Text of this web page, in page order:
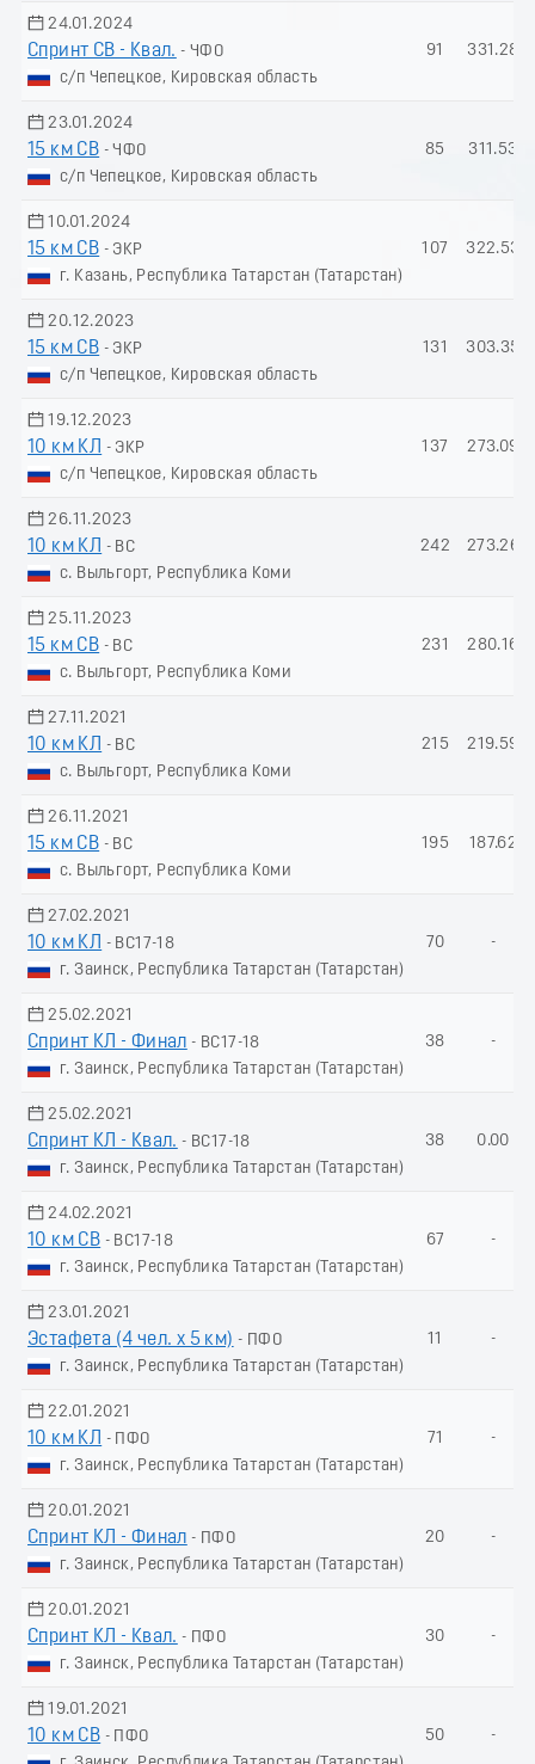
24.01.2024
Спринт СВ - Квал. - ЧФО
с/п Чепецкое, Кировская область
91 331.28
23.01.2024
15 км СВ - ЧФО
с/п Чепецкое, Кировская область
85 311.53
10.01.2024
15 км СВ - ЭКР
г. Казань, Республика Татарстан (Татарстан)
107 322.53
20.12.2023
15 км СВ - ЭКР
с/п Чепецкое, Кировская область
131 303.35
19.12.2023
10 км КЛ
- ЭКР
с/п Чепецкое, Кировская область
137 273.09
26.11.2023
10 км КЛ
- ВС
с. Выльгорт, Республика Коми
242 273.26
25.11.2023
15 км СВ - ВС
с. Выльгорт, Республика Коми
231 280.16
27.11.2021
10 км КЛ
- ВС
с. Выльгорт, Республика Коми
215 219.59
26.11.2021
15 км СВ - ВС
с. Выльгорт, Республика Коми
195 187.62
27.02.2021
10 км КЛ
- ВС17-18
г. Заинск, Республика Татарстан (Татарстан)
70 -
25.02.2021
Спринт КЛ - Финал - ВС17-18
г. Заинск, Республика Татарстан (Татарстан)
38 -
25.02.2021
Спринт КЛ - Квал. - ВС17-18
г. Заинск, Республика Татарстан (Татарстан)
38 0.00
24.02.2021
10 км СВ - ВС17-18
г. Заинск, Республика Татарстан (Татарстан)
67 -
23.01.2021
Эстафета (4 чел. х 5 км) - ПФО
г. Заинск, Республика Татарстан (Татарстан)
11 -
22.01.2021
10 км КЛ
- ПФО
г. Заинск, Республика Татарстан (Татарстан)
71 -
20.01.2021
Спринт КЛ - Финал - ПФО
г. Заинск, Республика Татарстан (Татарстан)
20 -
20.01.2021
Спринт КЛ - Квал. - ПФО
г. Заинск, Республика Татарстан (Татарстан)
30 -
19.01.2021
10 км СВ - ПФО
50 -